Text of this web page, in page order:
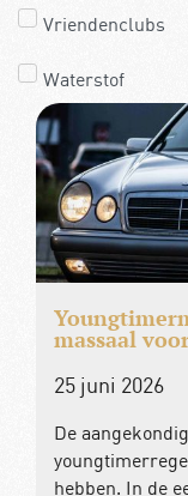
Vriendenclubs
Waterstof
massaal
25 juni 2026
De
hebben. In de